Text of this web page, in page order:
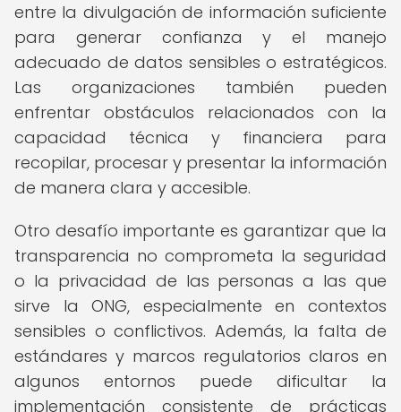
entre la divulgación de información suficiente
para generar confianza y el manejo
adecuado de datos sensibles o estratégicos.
Las organizaciones también pueden
enfrentar obstáculos relacionados con la
capacidad técnica y financiera para
recopilar, procesar y presentar la información
de manera clara y accesible.
Otro desafío importante es garantizar que la
transparencia no comprometa la seguridad
o la privacidad de las personas a las que
sirve la ONG, especialmente en contextos
sensibles o conflictivos. Además, la falta de
estándares y marcos regulatorios claros en
algunos entornos puede dificultar la
implementación consistente de prácticas